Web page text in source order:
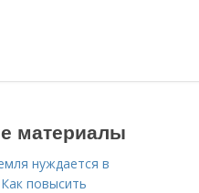
материалы
нуждается в
повысить